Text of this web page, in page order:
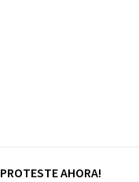
PROTESTE AHORA!